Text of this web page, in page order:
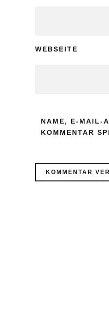
WEBSEITE
NAME, E-MAIL-
KOMMENTAR